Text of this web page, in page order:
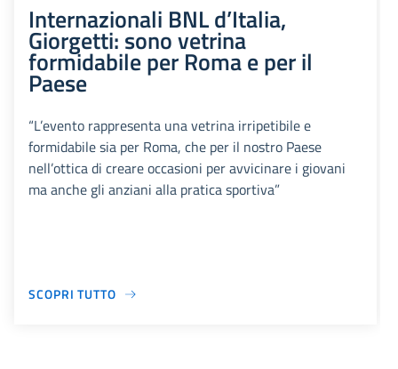
Internazionali BNL d’Italia,
Giorgetti: sono vetrina
formidabile per Roma e per il
Paese
“L’evento rappresenta una vetrina irripetibile e
formidabile sia per Roma, che per il nostro Paese
nell’ottica di creare occasioni per avvicinare i giovani
ma anche gli anziani alla pratica sportiva”
SCOPRI TUTTO